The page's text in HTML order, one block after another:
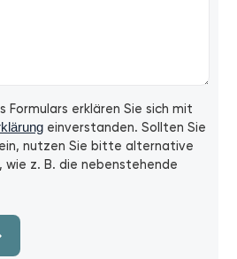
Formulars erklären Sie sich mit
einverstanden. Sollten Sie
nutzen Sie bitte alternative
wie z. B. die nebenstehende